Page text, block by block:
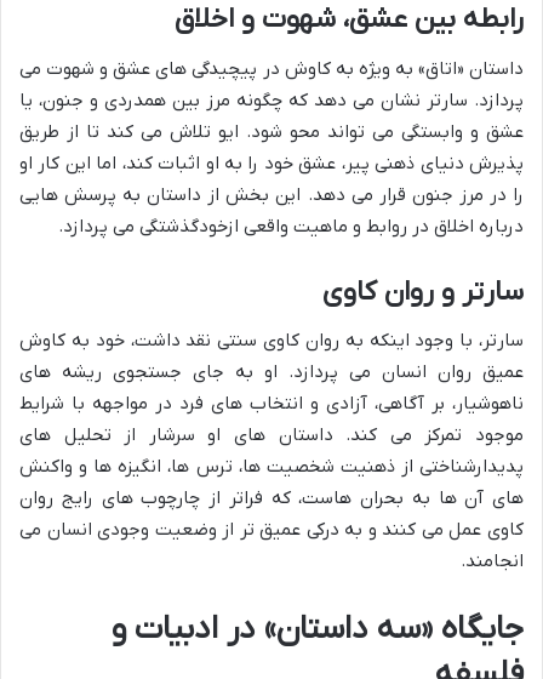
رابطه بین عشق، شهوت و اخلاق
داستان «اتاق» به ویژه به کاوش در پیچیدگی های عشق و شهوت می
پردازد. سارتر نشان می دهد که چگونه مرز بین همدردی و جنون، یا
عشق و وابستگی می تواند محو شود. ایو تلاش می کند تا از طریق
پذیرش دنیای ذهنی پیر، عشق خود را به او اثبات کند، اما این کار او
را در مرز جنون قرار می دهد. این بخش از داستان به پرسش هایی
درباره اخلاق در روابط و ماهیت واقعی ازخودگذشتگی می پردازد.
سارتر و روان کاوی
سارتر، با وجود اینکه به روان کاوی سنتی نقد داشت، خود به کاوش
عمیق روان انسان می پردازد. او به جای جستجوی ریشه های
ناهوشیار، بر آگاهی، آزادی و انتخاب های فرد در مواجهه با شرایط
موجود تمرکز می کند. داستان های او سرشار از تحلیل های
پدیدارشناختی از ذهنیت شخصیت ها، ترس ها، انگیزه ها و واکنش
های آن ها به بحران هاست، که فراتر از چارچوب های رایج روان
کاوی عمل می کنند و به درکی عمیق تر از وضعیت وجودی انسان می
انجامند.
جایگاه «سه داستان» در ادبیات و